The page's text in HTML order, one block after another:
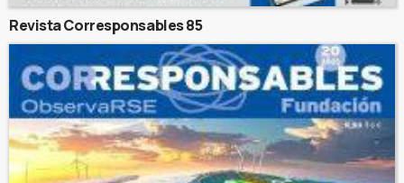
Revista Corresponsables 85